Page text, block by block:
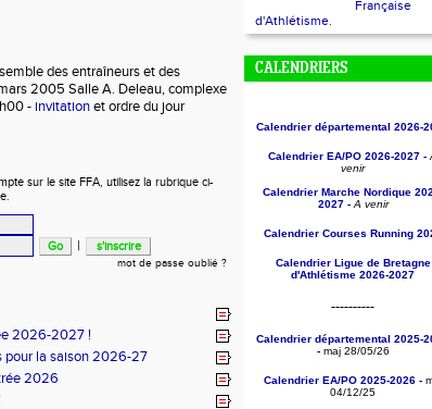
des entraîneurs et des
2005 Salle A. Deleau, complexe
- invitationet ordre du jour
sur le site FFA, utilisez la rubrique ci-
|
mot de passe oublié ?
2026-2027 !
pour la saison 2026-27
2026
Française
d'Athlétisme.
CALENDRIERS
Calendrier départemental 2026-
Calendrier EA/PO 2026-2027 -
venir
Calendrier Marche Nordique
2027 - A venir
Calendrier Courses Running
Calendrier Ligue de Bretagne
d'Athlétisme 2026-2027
----------
Calendrier départemental 2025-
- maj 28/05/26
Calendrier EA/PO 2025-2026 -
04/12/25